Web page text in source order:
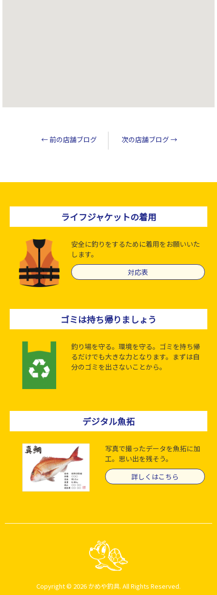
← 前の店舗ブログ 次の店舗ブログ→
ライフジャケットの着用
安全に釣りをするために着用をお願いいた
します。
対応表
ゴミは持ち帰りましょう
釣り場を守る。環境を守る。ゴミを持ち帰
るだけでも大きな力となります。まずは自
分のゴミを出さないことから。
デジタル魚拓
写真で撮ったデータを魚拓に加
工。思い出を残そう。
詳しくはこちら
Copyright © 2026 かめや釣具. All Rights Reserved.